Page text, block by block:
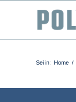
Sei in: Home /